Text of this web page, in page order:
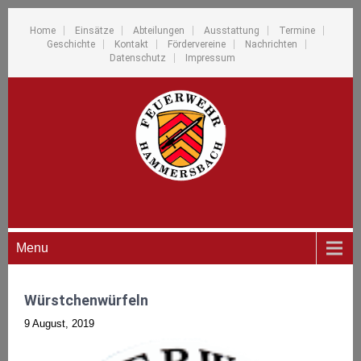
Home Einsätze Abteilungen Ausstattung
Termine
Geschichte
Kontakt Fördervereine
Nachrichten
Datenschutz
Impressum
Menu
Würstchenwürfeln
9 August, 2019